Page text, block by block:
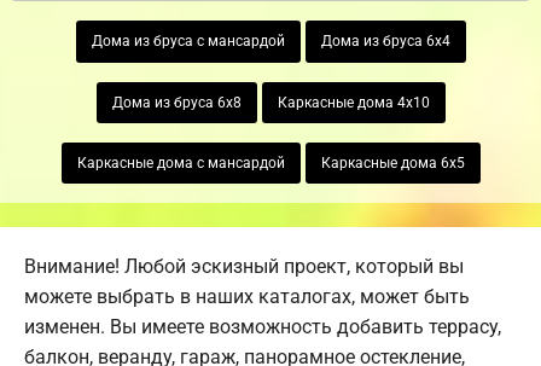
Дома из бруса с мансардой Дома из бруса 6х4
Дома из бруса 6х8 Каркасные дома 4х10
Каркасные дома с мансардой Каркасные дома 6х5
Внимание! Любой эскизный проект, который вы
можете выбрать в наших каталогах, может быть
изменен. Вы имеете возможность добавить террасу,
балкон, веранду, гараж, панорамное остекление,